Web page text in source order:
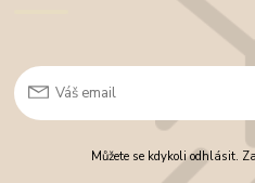
Můžete se kdykoli odhlásit.